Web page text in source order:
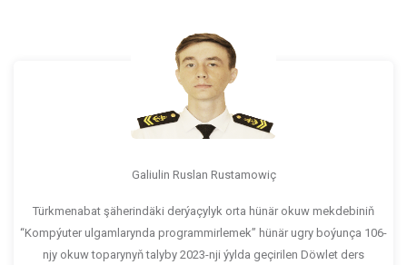
Galiulin Ruslan Rustamowiç
Türkmenabat şäherindäki derýaçylyk orta hünär okuw mekdebiniň
“Kompýuter ulgamlarynda programmirlemek” hünär ugry boýunça 106-
njy okuw toparynyň talyby 2023-nji ýylda geçirilen Döwlet ders